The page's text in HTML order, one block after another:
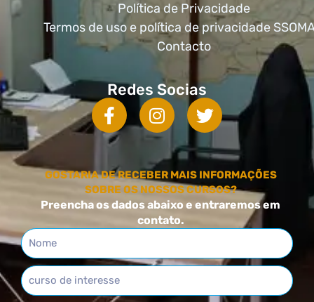
Política de Privacidade
Termos de uso e política de privacidade
Contacto
Redes Socias
GOSTARIA DE RECEBER MAIS INFORMAÇÕES
SOBRE OS NOSSOS CURSOS?
Preencha os dados abaixo e entraremos em
contato.